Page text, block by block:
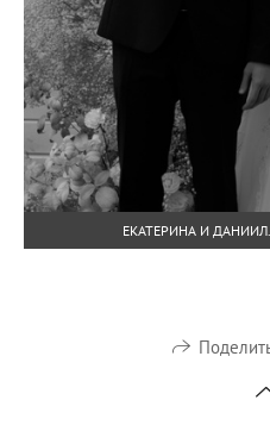
ЕКАТЕРИНА И ДАНИИЛ.